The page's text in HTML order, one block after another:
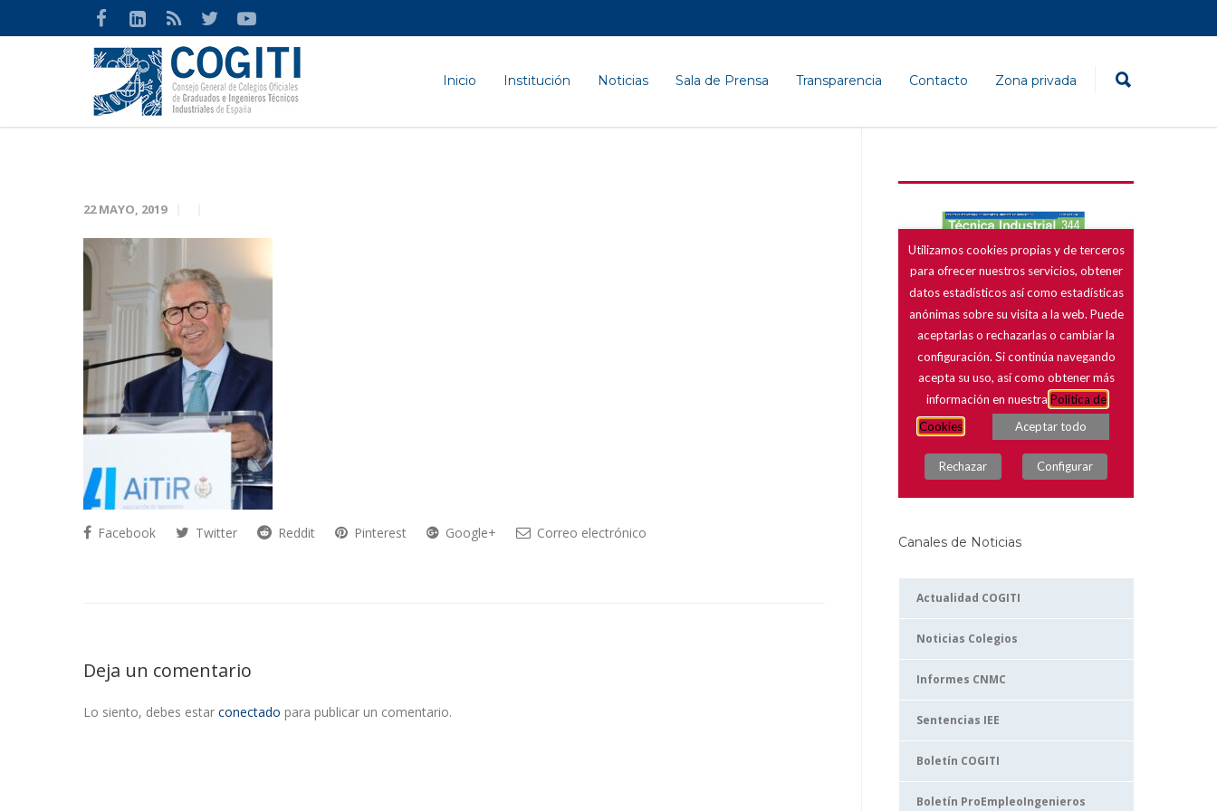
Inicio Institución Noticias Sala de Prensa Transparencia Contacto Zona privada
22 MAYO, 2019
Facebook Twitter Reddit Pinterest Google+ Correo electrónico
Deja un comentario
Lo siento, debes estar conectado para publicar un comentario.
Canales de Noticias
Actualidad COGITI
Noticias Colegios
Informes CNMC
Sentencias IEE
Boletín COGITI
Boletín ProEmpleoIngenieros